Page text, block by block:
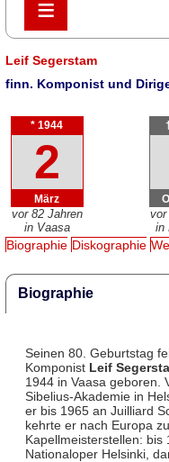
≡
≡
Leif Segerstam
finn. Komponist und
* 1944
2
März
vor 82 Jahren
in Vaasa
vor
in
Biographie Diskographie
Biographie
Seinen 80. Geburtstag
Komponist Leif
1944 in Vaasa geboren.
Sibelius-Akademie in
er bis 1965 an Juilliard
kehrte er nach Europa
Kapellmeisterstellen: bis
Nationaloper Helsinki,